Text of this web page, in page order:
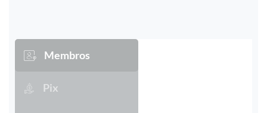
Membros
Pix